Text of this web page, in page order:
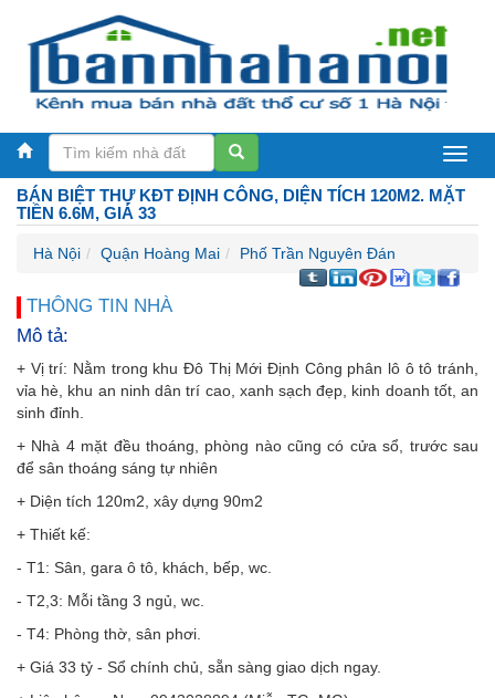
Bán
nhà
Nội
BÁN BIỆT THỰ KĐT ĐỊNH CÔNG, DIỆN TÍCH 120M2. MẶT
TIỀN 6.6M, GIÁ 33
Hà Nội Quận Hoàng Mai Phố Trần Nguyên Đán
THÔNG TIN NHÀ
Mô tả:
+ Vị trí: Nằm trong khu Đô Thị Mới Định Công phân lô ô tô tránh,
vỉa hè, khu an ninh dân trí cao, xanh sạch đẹp, kinh doanh tốt, an
sinh đỉnh.
+ Nhà 4 mặt đều thoáng, phòng nào cũng có cửa sổ, trước sau
để sân thoáng sáng tự nhiên
+ Diện tích 120m2, xây dựng 90m2
+ Thiết kế:
- T1: Sân, gara ô tô, khách, bếp, wc.
- T2,3: Mỗi tầng 3 ngủ, wc.
- T4: Phòng thờ, sân phơi.
+ Giá 33 tỷ - Sổ chính chủ, sẵn sàng giao dịch ngay.